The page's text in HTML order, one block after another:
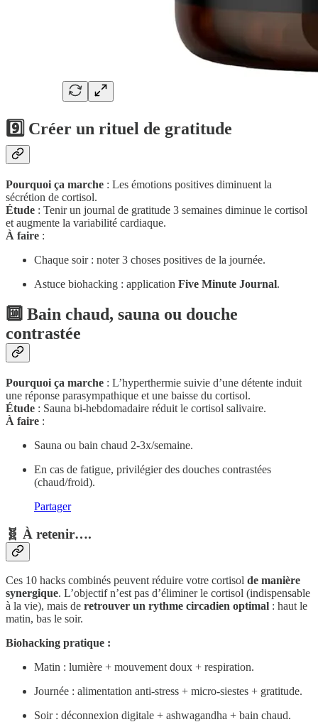
9️⃣ Créer un rituel de gratitude
Pourquoi ça marche : Les émotions positives diminuent la
sécrétion de cortisol.
Étude : Tenir un journal de gratitude 3 semaines diminue le cortisol
et augmente la variabilité cardiaque.
À faire :
Chaque soir : noter 3 choses positives de la journée.
Astuce biohacking : application Five Minute Journal.
🔟 Bain chaud, sauna ou douche
contrastée
Pourquoi ça marche : L’hyperthermie suivie d’une détente induit
une réponse parasympathique et une baisse du cortisol.
Étude : Sauna bi-hebdomadaire réduit le cortisol salivaire.
À faire :
Sauna ou bain chaud 2-3x/semaine.
En cas de fatigue, privilégier des douches contrastées
(chaud/froid).
Partager
🧬 À retenir….
Ces 10 hacks combinés peuvent réduire votre cortisol de manière
synergique. L’objectif n’est pas d’éliminer le cortisol (indispensable
à la vie), mais de retrouver un rythme circadien optimal : haut le
matin, bas le soir.
Biohacking pratique :
Matin : lumière + mouvement doux + respiration.
Journée : alimentation anti-stress + micro-siestes + gratitude.
Soir : déconnexion digitale + ashwagandha + bain chaud.